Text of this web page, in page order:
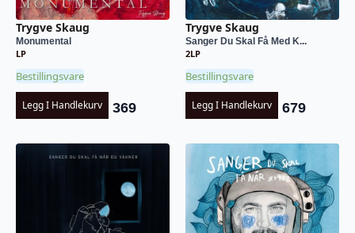
Trygve Skaug
Monumental
LP
Bestillingsvare
Legg I Handlekurv 369
Trygve Skaug
Sanger Du Skal Få Med K...
2LP
Bestillingsvare
Legg I Handlekurv 679